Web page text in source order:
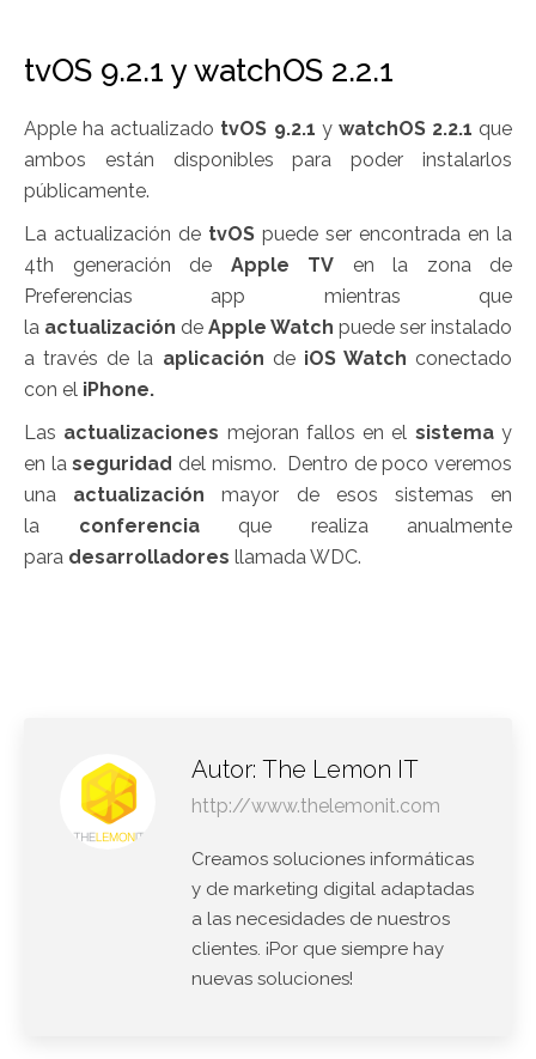
tvOS 9.2.1 y watchOS 2.2.1
Apple ha actualizado tvOS 9.2.1 y watchOS 2.2.1 que
ambos están disponibles para poder instalarlos
públicamente.
La actualización de tvOS puede ser encontrada en la
4th generación de Apple TV en la zona de
Preferencias app mientras que
la actualización de Apple Watch puede ser instalado
a través de la aplicación de iOS Watch conectado
con el iPhone.
Las actualizaciones mejoran fallos en el sistemay
en laseguridad del mismo. Dentro de poco veremos
una actualizaciónmayor de esos sistemas en
la conferencia que realiza anualmente
para desarrolladores llamada WDC.
Autor: The Lemon IT
http://www.thelemonit.com
Creamos soluciones informáticas
y de marketing digital adaptadas
a las necesidades de nuestros
clientes. ¡Por que siempre hay
nuevas soluciones!